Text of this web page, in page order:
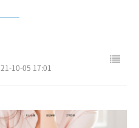
21-10-05 17:01